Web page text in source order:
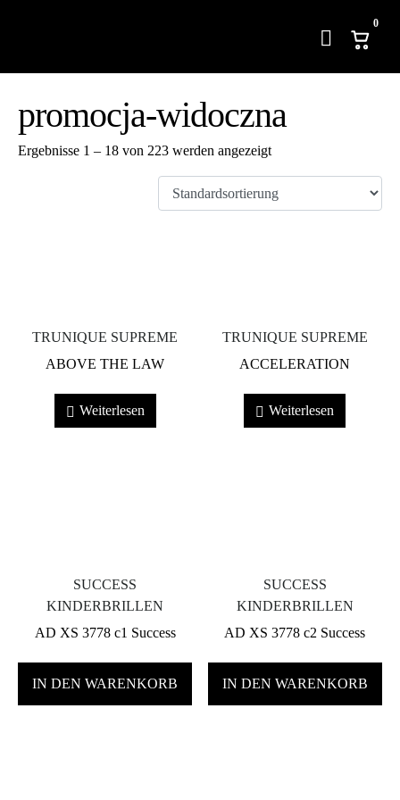
0
promocja-widoczna
Ergebnisse 1 – 18 von 223 werden angezeigt
TRUNIQUE SUPREME
ABOVE THE LAW
Weiterlesen
TRUNIQUE SUPREME
ACCELERATION
Weiterlesen
SUCCESS KINDERBRILLEN
AD XS 3778 c1 Success
IN DEN WARENKORB
SUCCESS KINDERBRILLEN
AD XS 3778 c2 Success
IN DEN WARENKORB